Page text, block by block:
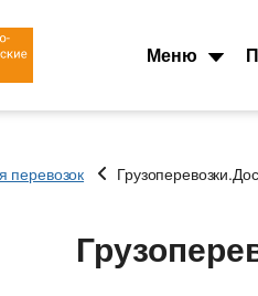
Меню
Типы перевозок
Перевозки сборных
перевозок